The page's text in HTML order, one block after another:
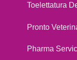
Toelettatura
Pronto
Pharma